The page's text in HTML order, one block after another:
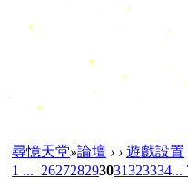
尋憶天堂»論壇 › › 遊戲設置
1 ... 262728293031323334...